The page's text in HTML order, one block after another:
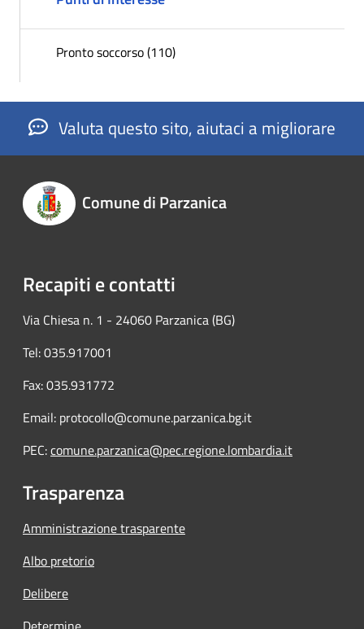
Pronto soccorso (110)
Valuta questo sito, aiutaci a migliorare
Comune di Parzanica
Recapiti e contatti
Via Chiesa n. 1 - 24060 Parzanica (BG)
Tel: 035.917001
Fax: 035.931772
Email: protocollo@comune.parzanica.bg.it
PEC:comune.parzanica@pec.regione.lombardia.it
Trasparenza
Amministrazione trasparente
Albo pretorio
Delibere